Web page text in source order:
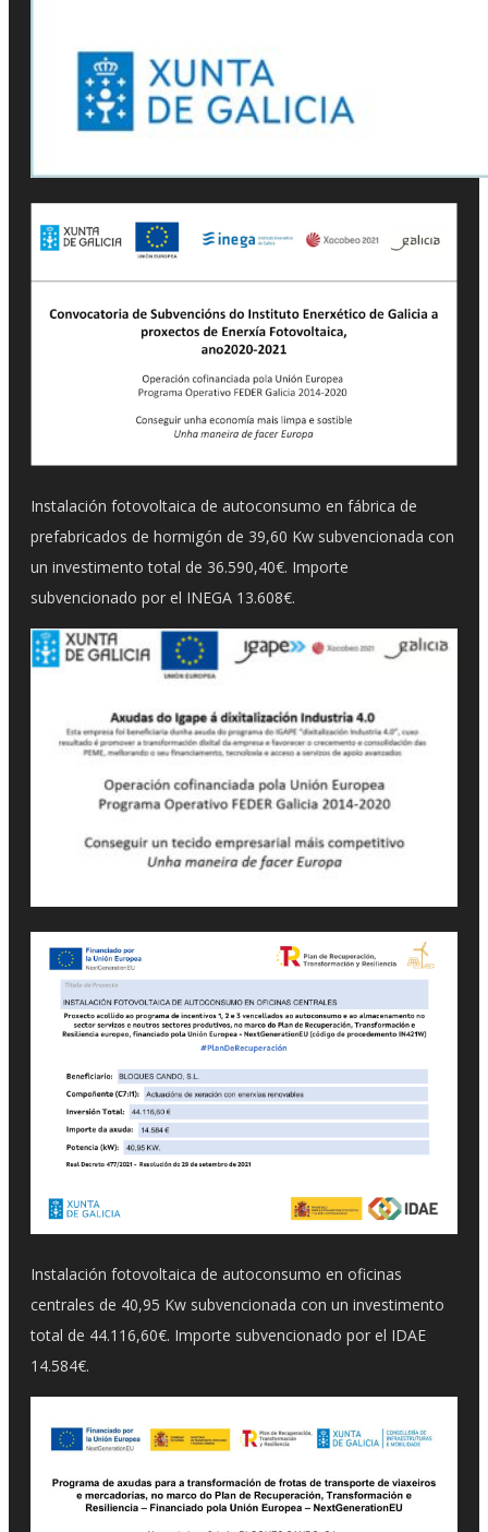
Instalación fotovoltaica de autoconsumo en fábrica de
prefabricados de hormigón de 39,60 Kw subvencionada con
un investimento total de 36.590,40€. Importe
subvencionado por el INEGA 13.608€.
Instalación fotovoltaica de autoconsumo en oficinas
centrales de 40,95 Kw subvencionada con un investimento
total de 44.116,60€. Importe subvencionado por el IDAE
14.584€.